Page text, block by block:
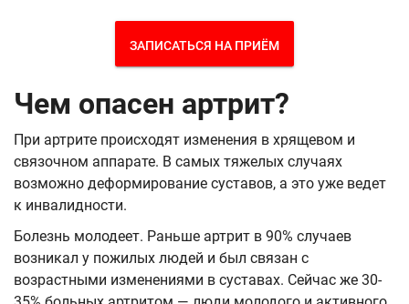
ЗАПИСАТЬСЯ НА ПРИЁМ
Чем опасен артрит?
При артрите происходят изменения в хрящевом и
связочном аппарате. В самых тяжелых случаях
возможно деформирование суставов, а это уже ведет
к инвалидности.
Болезнь молодеет. Раньше артрит в 90% случаев
возникал у пожилых людей и был связан с
возрастными изменениями в суставах. Сейчас же 30-